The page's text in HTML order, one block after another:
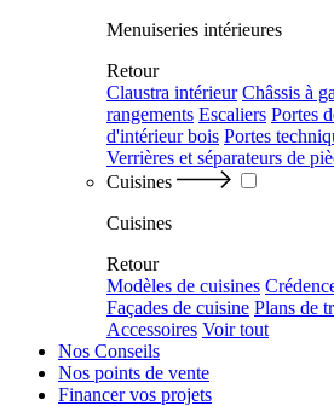
Menuiseries intérieures
Retour
Claustra intérieur Châssis à
rangements Escaliers Portes
d'intérieur bois Portes
Verrières et séparateurs de
Cuisines
Cuisines
Retour
Modèles de cuisines
Façades de cuisine Plans de
Accessoires Voir tout
Nos Conseils
Nos points de vente
Financer vos projets